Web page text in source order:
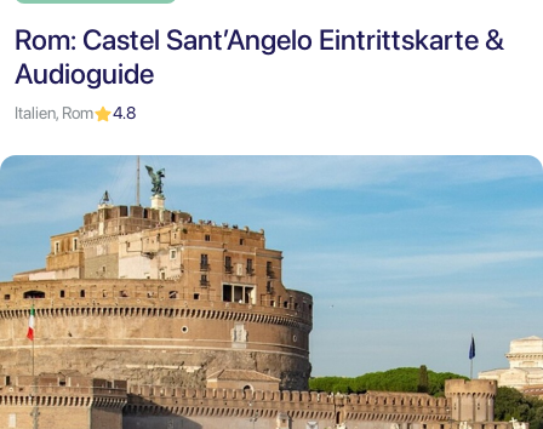
Rom: Castel Sant’Angelo Eintrittskarte &
Audioguide
Italien, Rom 4.8